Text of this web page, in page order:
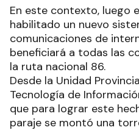
En este contexto, luego
habilitado un nuevo
comunicaciones de
beneficiará a todas las
la ruta nacional 86.
Desde la Unidad
Tecnología de
que para lograr este
paraje se montó una